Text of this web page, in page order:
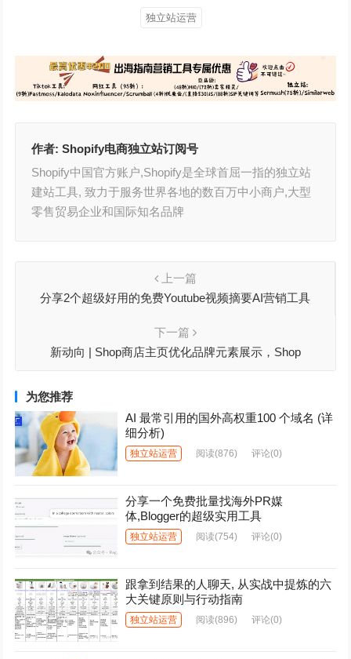
独立站运营
作者:Shopify电商独立站订阅号
Shopify中国官方账户,Shopify是全球首屈一指的独立站
建站工具, 致力于服务世界各地的数百万中小商户,大型
零售贸易企业和国际知名品牌
上一篇
分享2个超级好用的免费Youtube视频摘要AI营销工具
下一篇
新动向 | Shop商店主页优化品牌元素展示，Shop
为您推荐
AI 最常引用的国外高权重100 个域名 (详
细分析)
独立站运营 阅读(876) 评论(0)
分享一个免费批量找海外PR媒
体,Blogger的超级实用工具
独立站运营 阅读(754) 评论(0)
跟拿到结果的人聊天, 从实战中提炼的六
大关键原则与行动指南
独立站运营 阅读(896) 评论(0)